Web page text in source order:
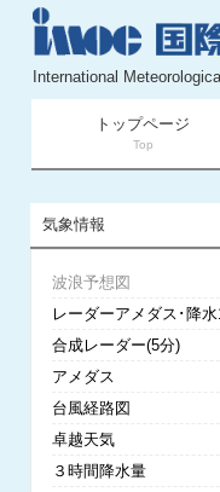
International
トップページ
Top
気象情報
波浪予想図
レーダーアメダス･降
合成レーダー(5分)
アメダス
台風経路図
卓越天気
３時間降水量